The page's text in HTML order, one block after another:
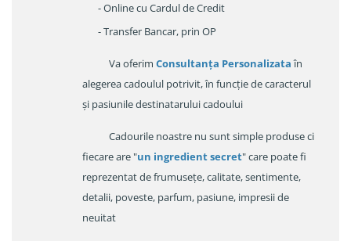
- Online cu Cardul de Credit
- Transfer Bancar, prin OP
Va oferim Consultanța Personalizataîn
alegerea cadoulul potrivit, în funcție de caracterul
și pasiunile destinatarului cadoului
Cadourile noastre nu sunt simple produse ci
fiecare are "un ingredient secret" care poate fi
reprezentat de frumusețe, calitate, sentimente,
detalii, poveste, parfum, pasiune, impresii de
neuitat